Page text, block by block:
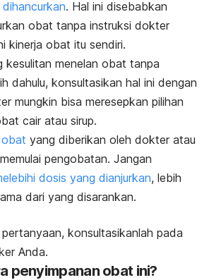
. Hal ini disebabkan
obat tanpa instruksi dokter
kinerja obat itu sendiri.
kesulitan menelan obat tanpa
dahulu, konsultasikan hal ini dengan
mungkin bisa meresepkan pilihan
cair atau sirup.
obat yang diberikan oleh dokter atau
pengobatan. Jangan
dosis yang dianjurkan, lebih
dari yang disarankan.
konsultasikanlah pada
Anda.
penyimpanan obat ini?